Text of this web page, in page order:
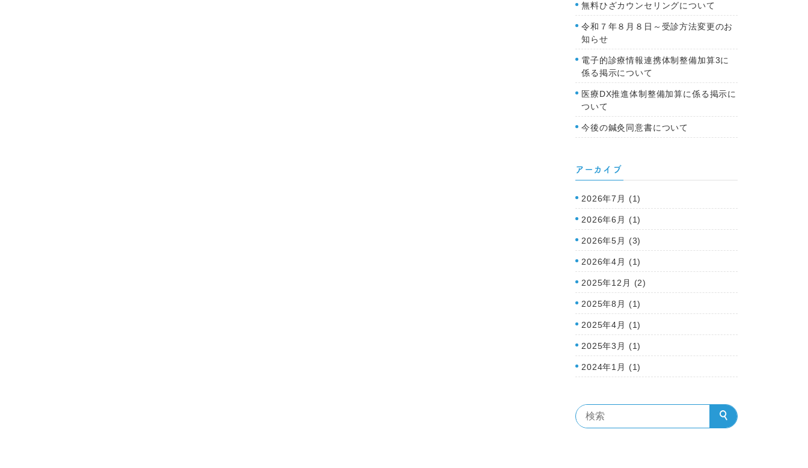
無料ひざカウンセリングについて
令和７年８月８日～受診方法変更のお
知らせ
電子的診療情報連携体制整備加算3に
係る掲示について
医療DX推進体制整備加算に係る掲示に
ついて
今後の鍼灸同意書について
アーカイブ
2026年7月 (1)
2026年6月 (1)
2026年5月 (3)
2026年4月 (1)
2025年12月 (2)
2025年8月 (1)
2025年4月 (1)
2025年3月 (1)
2024年1月 (1)